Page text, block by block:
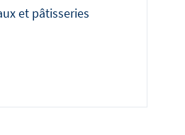
et pâtisseries